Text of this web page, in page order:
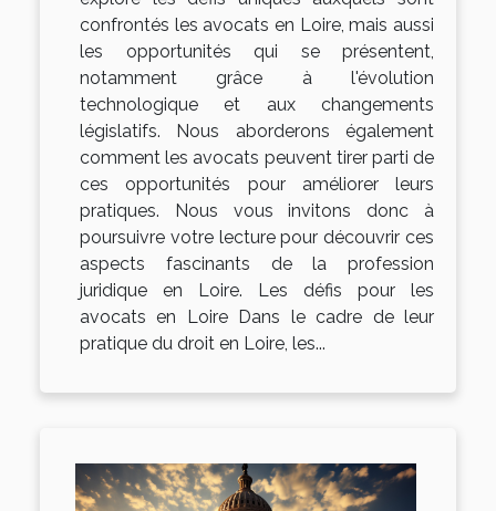
confrontés les avocats en Loire, mais aussi
les opportunités qui se présentent,
notamment grâce à l'évolution
technologique et aux changements
législatifs. Nous aborderons également
comment les avocats peuvent tirer parti de
ces opportunités pour améliorer leurs
pratiques. Nous vous invitons donc à
poursuivre votre lecture pour découvrir ces
aspects fascinants de la profession
juridique en Loire. Les défis pour les
avocats en Loire Dans le cadre de leur
pratique du droit en Loire, les...